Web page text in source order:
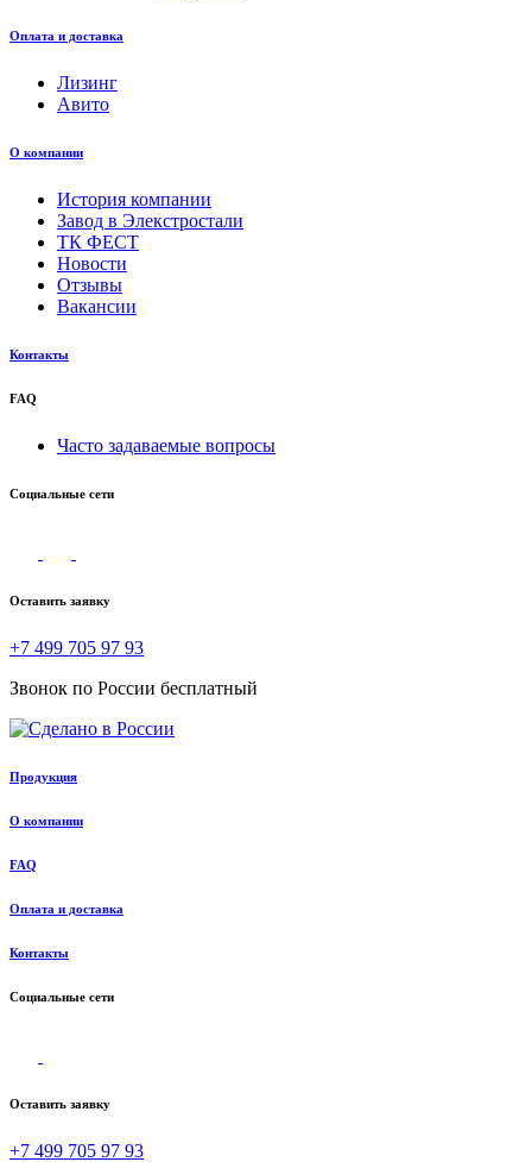
Оплата и доставка
Лизинг
Авито
О компании
История компании
Завод в Элекстростали
ТК ФЕСТ
Новости
Отзывы
Вакансии
Контакты
FAQ
Часто задаваемые вопросы
Социальные сети
Оставить заявку
+7 499 705 97 93
Звонок по России бесплатный
Продукция
О компании
FAQ
Оплата и доставка
Контакты
Социальные сети
Оставить заявку
+7 499 705 97 93